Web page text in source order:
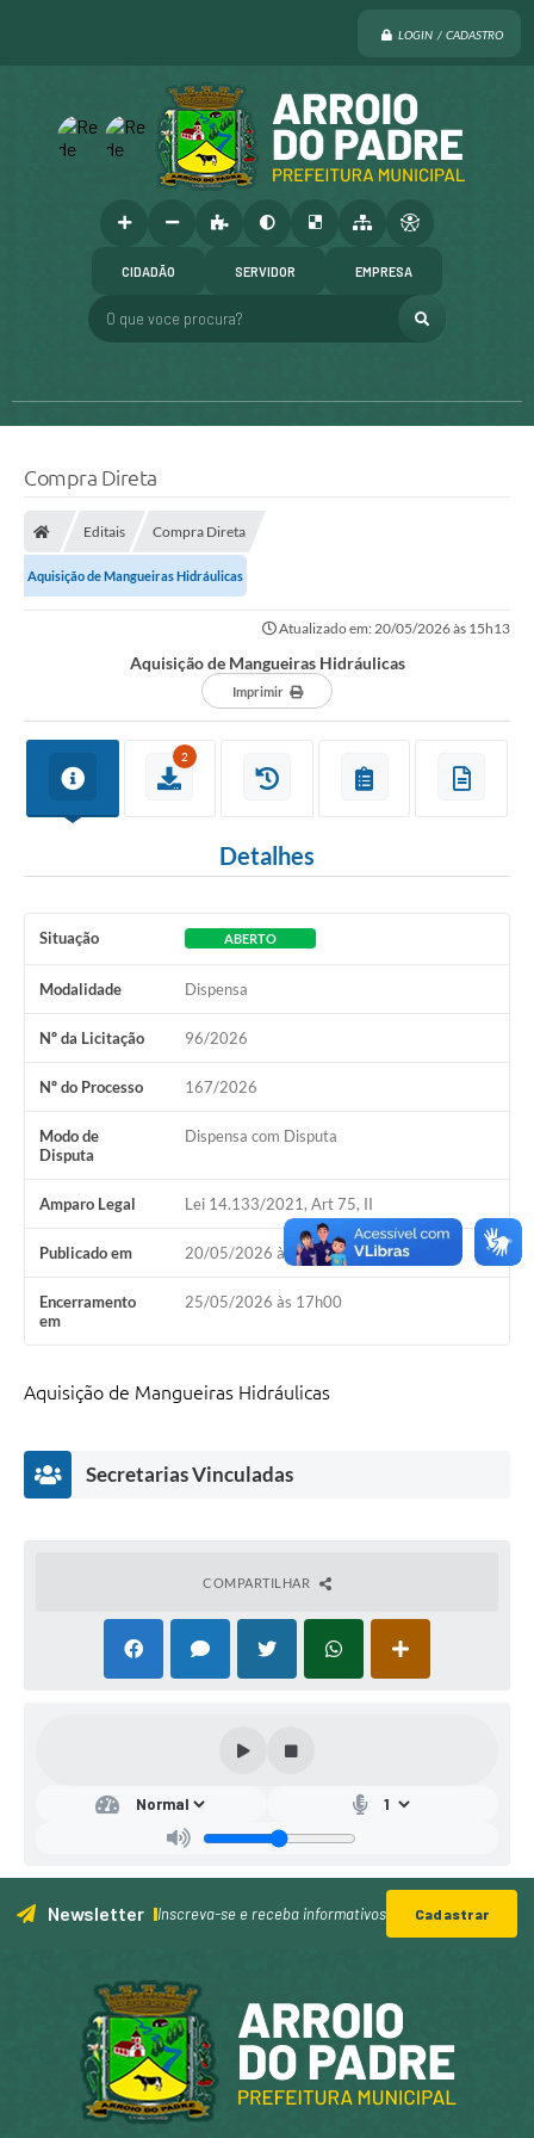
LOGIN / CADASTRO
O que voce procura?
CIDADÃO SERVIDOR EMPRESA
Compra Direta
Editais Compra Direta
Aquisição de Mangueiras Hidráulicas
Atualizado em: 20/05/2026 às 15h13
Aquisição de Mangueiras Hidráulicas
Imprimir
2
Detalhes
Situação ABERTO
Modalidade Dispensa
Nº da Licitação 96/2026
Nº do Processo 167/2026
Modo de
Disputa
Dispensa com Disputa
Amparo Legal Lei 14.133/2021, Art 75, II
Publicado em 20/05/2026 às 17h00
Encerramento
em
25/05/2026 às 17h00
Aquisição de Mangueiras Hidráulicas
Secretarias Vinculadas
etar
de
aest
rutu
ra,...
Otto
Augu
sto
Klug
COMPARTILHAR
Newsletter Inscreva-se e receba informativos Cadastrar